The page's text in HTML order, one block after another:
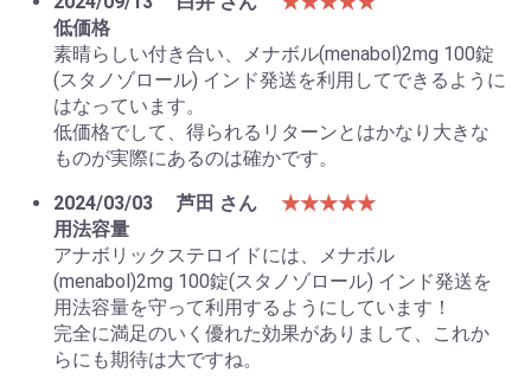
低価格
素晴らしい付き合い、メナボル(menabol)2mg 100錠
(スタノゾロール) インド発送を利用してできるように
はなっています。
低価格でして、得られるリターンとはかなり大きな
ものが実際にあるのは確かです。
2024/03/03
芦田 さん
★★★★★
用法容量
アナボリックステロイドには、メナボル
(menabol)2mg 100錠(スタノゾロール) インド発送を
用法容量を守って利用するようにしています！
完全に満足のいく優れた効果がありまして、これか
らにも期待は大ですね。